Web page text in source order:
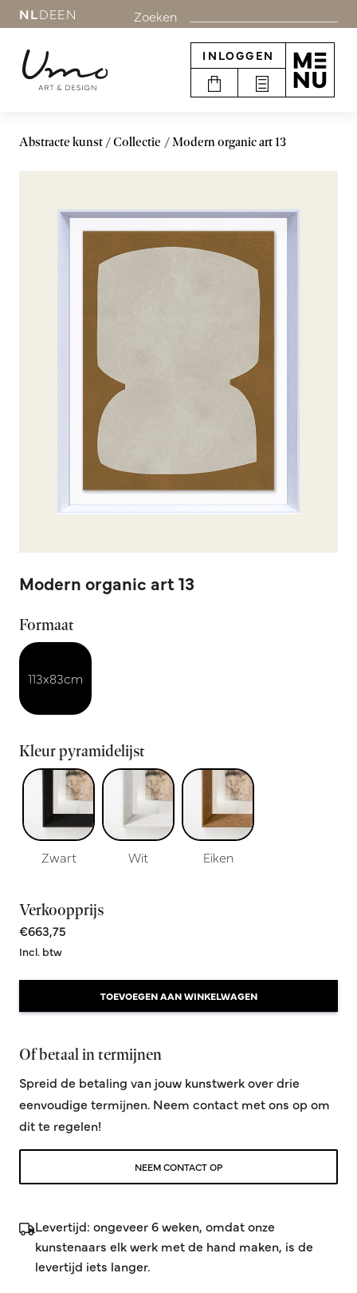
NLDEEN Zoeken
INLOGGEN
Abstracte kunst Collectie Modern organic art 13
Modern organic art 13
Formaat
113x83cm
Kleur pyramidelijst
Zwart Wit Eiken
Verkoopprijs
€663,75
Incl. btw
TOEVOEGEN AAN WINKELWAGEN
Of betaal in termijnen
Spreid de betaling van jouw kunstwerk over drie
eenvoudige termijnen. Neem contact met ons op om
dit te regelen!
NEEM CONTACT OP
Levertijd: ongeveer 6 weken, omdat onze
kunstenaars elk werk met de hand maken, is de
levertijd iets langer.